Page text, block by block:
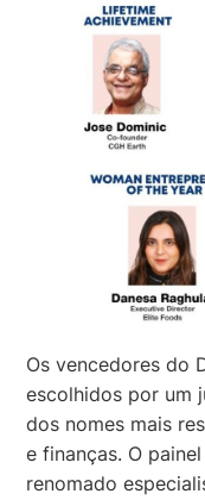
Os vencedores do
escolhidos por um
dos nomes mais
e finanças. O
renomado